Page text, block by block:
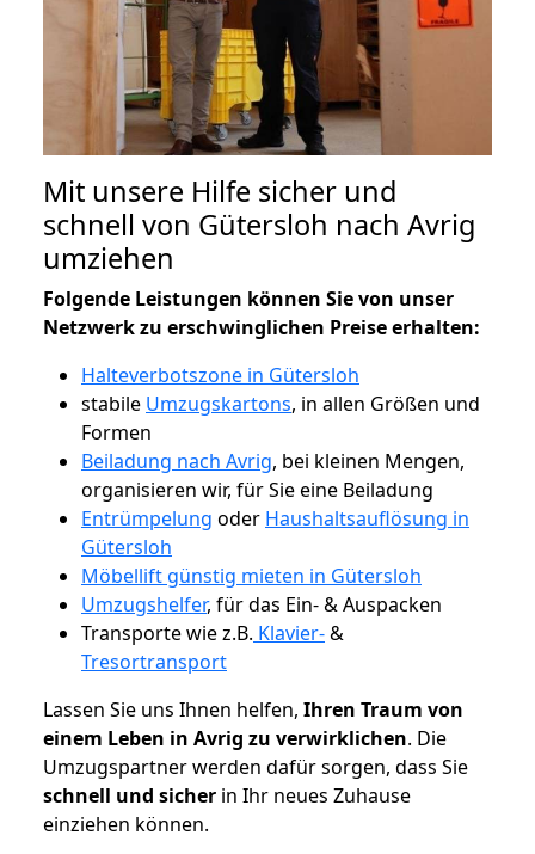
Mit unsere Hilfe sicher und
schnell von Gütersloh nach Avrig
umziehen
Folgende Leistungen können Sie von unser
Netzwerk zu erschwinglichen Preise erhalten:
Halteverbotszone in Gütersloh
stabile Umzugskartons, in allen Größen und
Formen
Beiladung nach Avrig, bei kleinen Mengen,
organisieren wir, für Sie eine Beiladung
Entrümpelung oder Haushaltsauflösung in
Gütersloh
Möbellift günstig mieten in Gütersloh
Umzugshelfer, für das Ein- & Auspacken
Transporte wie z.B. Klavier-&
Tresortransport
Lassen Sie uns Ihnen helfen, Ihren Traum von
einem Leben in Avrig zu verwirklichen. Die
Umzugspartner werden dafür sorgen, dass Sie
schnell und sicher in Ihr neues Zuhause
einziehen können.